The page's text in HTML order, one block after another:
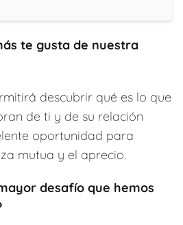
te gusta de nuestra
descubrir qué es lo que
de ti y de su relación
oportunidad para
mutua y el aprecio.
desafío que hemos